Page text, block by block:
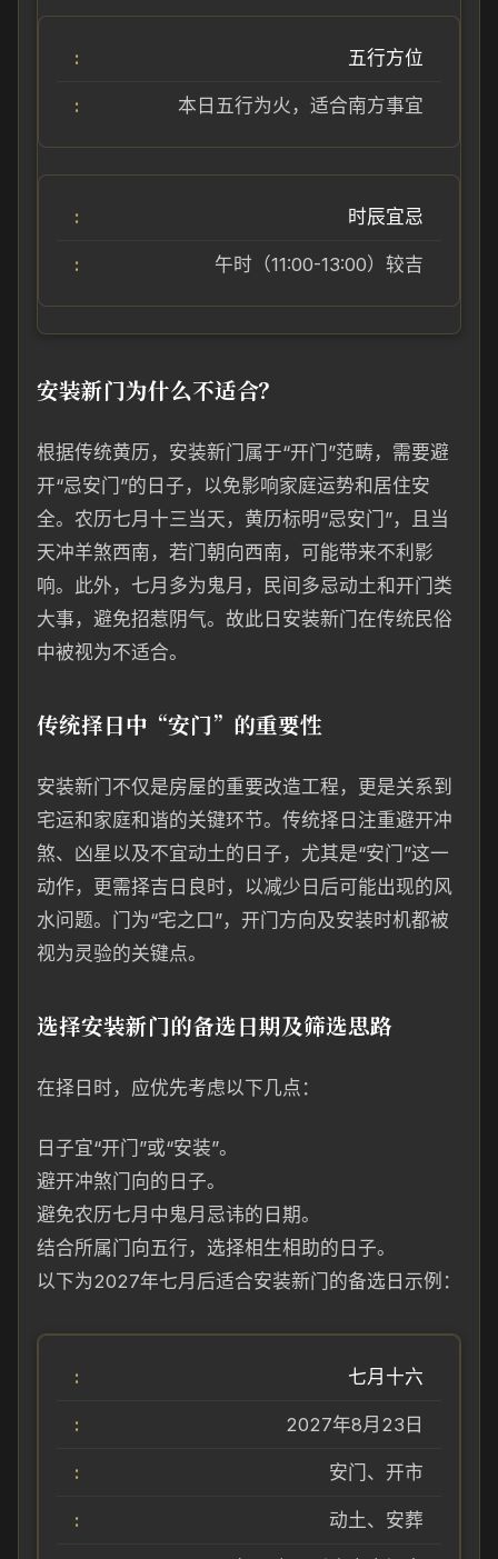
五行方位
本日五行为火，适合南方事宜
时辰宜忌
午时（11:00-13:00）较吉
安装新门为什么不适合？
根据传统黄历，安装新门属于“开门”范畴，需要避
开“忌安门”的日子，以免影响家庭运势和居住安
全。农历七月十三当天，黄历标明“忌安门”，且当
天冲羊煞西南，若门朝向西南，可能带来不利影
响。此外，七月多为鬼月，民间多忌动土和开门类
大事，避免招惹阴气。故此日安装新门在传统民俗
中被视为不适合。
传统择日中“安门”的重要性
安装新门不仅是房屋的重要改造工程，更是关系到
宅运和家庭和谐的关键环节。传统择日注重避开冲
煞、凶星以及不宜动土的日子，尤其是“安门”这一
动作，更需择吉日良时，以减少日后可能出现的风
水问题。门为“宅之口”，开门方向及安装时机都被
视为灵验的关键点。
选择安装新门的备选日期及筛选思路
在择日时，应优先考虑以下几点：
日子宜“开门”或“安装”。
避开冲煞门向的日子。
避免农历七月中鬼月忌讳的日期。
结合所属门向五行，选择相生相助的日子。
以下为2027年七月后适合安装新门的备选日示例：
七月十六
2027年8月23日
安门、开市
动土、安葬